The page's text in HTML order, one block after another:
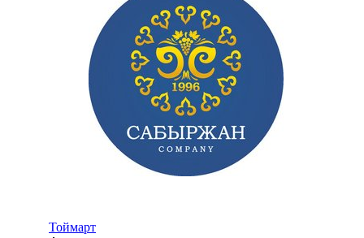
Тоймарт